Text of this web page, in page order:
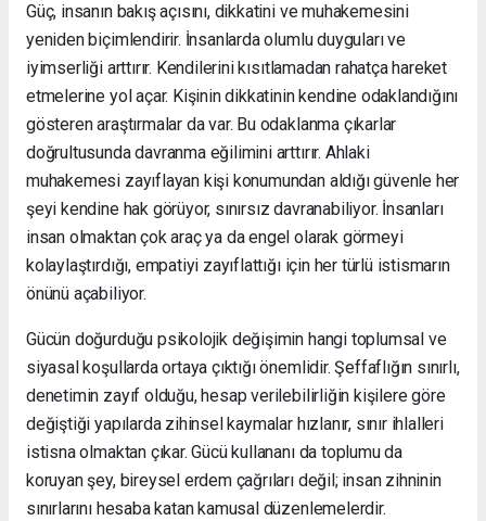
Güç, insanın bakış açısını, dikkatini ve muhakemesini
yeniden biçimlendirir. İnsanlarda olumlu duyguları ve
iyimserliği arttırır. Kendilerini kısıtlamadan rahatça hareket
etmelerine yol açar. Kişinin dikkatinin kendine odaklandığını
gösteren araştırmalar da var. Bu odaklanma çıkarlar
doğrultusunda davranma eğilimini arttırır. Ahlaki
muhakemesi zayıflayan kişi konumundan aldığı güvenle her
şeyi kendine hak görüyor, sınırsız davranabiliyor. İnsanları
insan olmaktan çok araç ya da engel olarak görmeyi
kolaylaştırdığı, empatiyi zayıflattığı için her türlü istismarın
önünü açabiliyor.
Gücün doğurduğu psikolojik değişimin hangi toplumsal ve
siyasal koşullarda ortaya çıktığı önemlidir. Şeffaflığın sınırlı,
denetimin zayıf olduğu, hesap verilebilirliğin kişilere göre
değiştiği yapılarda zihinsel kaymalar hızlanır, sınır ihlalleri
istisna olmaktan çıkar. Gücü kullananı da toplumu da
koruyan şey, bireysel erdem çağrıları değil; insan zihninin
sınırlarını hesaba katan kamusal düzenlemelerdir.